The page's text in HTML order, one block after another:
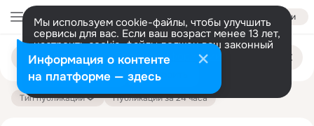
Войти
Мы используем cookie-файлы, чтобы улучшить
сервисы для вас. Если ваш возраст менее 13 лет,
настроить cookie-файлы должен ваш законный
представитель. Больше информации
Разрешить все Настроить
Поиск
публикациям
Тип публикации Публикации за 24 часа
Информация о контенте
на платформе — здесь